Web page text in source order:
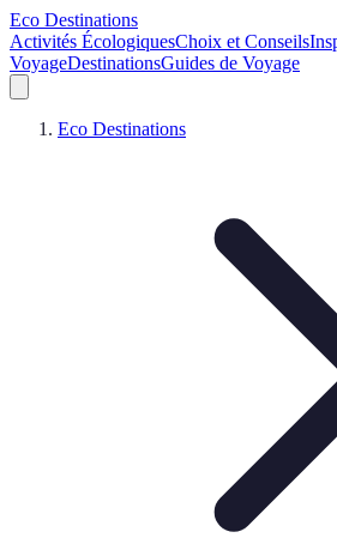
Eco Destinations
Activités ÉcologiquesChoix et Conseils
VoyageDestinationsGuides de Voyage
Eco Destinations